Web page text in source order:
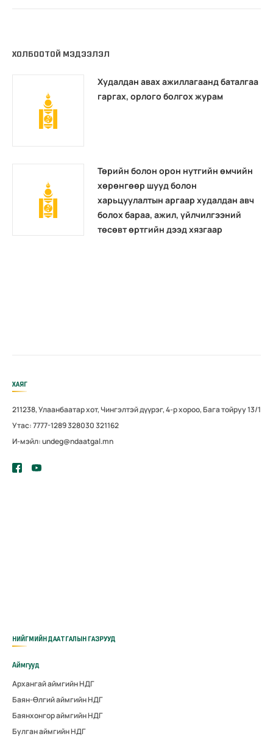
ХОЛБООТОЙ МЭДЭЭЛЭЛ
Худалдан авах ажиллагаанд баталгаа
гаргах, орлого болгох журам
Төрийн болон орон нутгийн өмчийн
хөрөнгөөр шууд болон
харьцуулалтын аргаар худалдан авч
болох бараа, ажил, үйлчилгээний
төсөвт өртгийн дээд хязгаар
ХАЯГ
211238, Улаанбаатар хот, Чингэлтэй дүүрэг, 4-р хороо, Бага тойруу 13/1
Утас: 7777-1289 328030 321162
И-мэйл: undeg@ndaatgal.mn
НИЙГМИЙН ДААТГАЛЫН ГАЗРУУД
Аймгууд
Архангай аймгийн НДГ
Баян-Өлгий аймгийн НДГ
Баянхонгор аймгийн НДГ
Булган аймгийн НДГ